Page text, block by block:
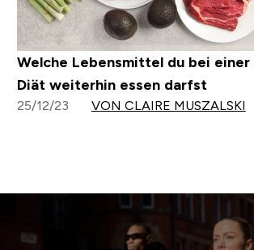
Welche Lebensmittel du bei
Diät weiterhin essen darfst
25/12/23 VON CLAIRE MUSZALSKI